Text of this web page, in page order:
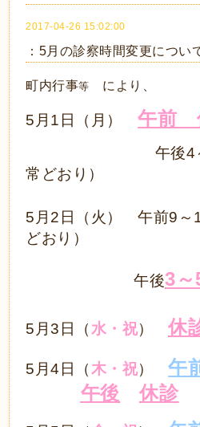
2017-04-26 15:02:00
：5月の診察時間変更につい
町内行事等 により、
5月1日（月）午前
午後4～8時
常どおり）
5月2日（火） 午前9
どおり）
午後3～
5月3日（ 水・祝） 休
5月4日（木・祝） 午
午後 休診